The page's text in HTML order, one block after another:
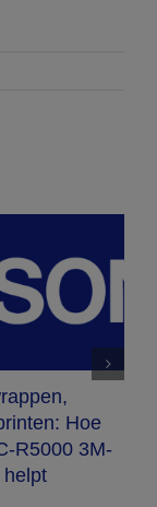
Utrecht
lichtkunst
projectie